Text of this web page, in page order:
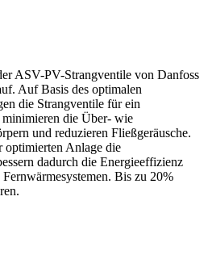
ASV-PV-Strangventile von Danfoss
Auf Basis des optimalen
die Strangventile für ein
minimieren die Über- wie
und reduzieren Fließgeräusche.
optimierten Anlage die
dadurch die Energieeffizienz
Bis zu 20%